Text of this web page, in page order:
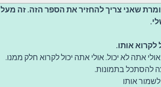
שאני צריך להחזיר את הספר הזה. זה מעל
לקרוא אותו.
אתה לא יכול. אולי אתה יכול לקרוא חלק ממנו.
להסתכל בתמונות.
לשמור אותו